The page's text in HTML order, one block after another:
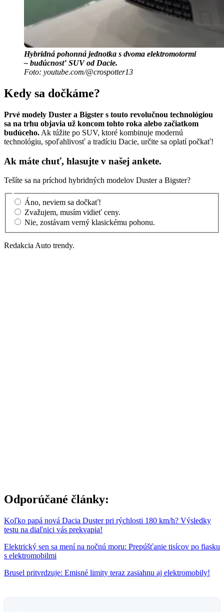
Hybridná pohonná jednotka s dvoma elektromotormi
– budúcnosť SUV od Dacie.
Foto: youtube.com/@crospotter13
Kedy sa dočkáme?
Prvé modely Duster a Bigster s touto revolučnou technológiou
sa na trhu objavia už koncom tohto roka alebo začiatkom
budúceho. Ak túžite po SUV, ktoré kombinuje modernú
technológiu, spoľahlivosť a tradíciu Dacie, určite sa oplatí počkať!
Ak máte chuť, hlasujte v našej ankete.
Tešíte sa na príchod hybridných modelov Duster a Bigster?
Áno, neviem sa dočkať!
Zvažujem, musím vidieť ceny.
Nie, zostávam verný klasickému pohonu.
Redakcia Auto trendy.
Odporúčané články:
Koľko papá nová Dacia Duster pri rýchlosti 180 km/h? Výsledky
testu na diaľnici vás prekvapia!
Elektrický sen sa mení na nočnú moru: Prepúšťanie tisícov po fiasku
s elektromobilmi
Brusel pritvrdzuje: Emisné limity teraz zasiahnu aj elektromobily!